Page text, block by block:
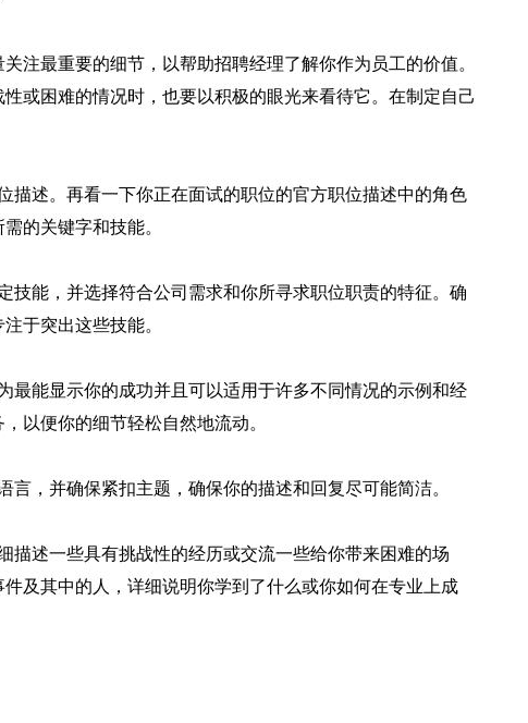
注最重要的细节，以帮助招聘经理了解你作为员工的价值。
或困难的情况时，也要以积极的眼光来看待它。在制定自己
描述。再看一下你正在面试的职位的官方职位描述中的角色
的关键字和技能。
技能，并选择符合公司需求和你所寻求职位职责的特征。确
于突出这些技能。
最能显示你的成功并且可以适用于许多不同情况的示例和经
以便你的细节轻松自然地流动。
言，并确保紧扣主题，确保你的描述和回复尽可能简洁。
描述一些具有挑战性的经历或交流一些给你带来困难的场
及其中的人，详细说明你学到了什么或你如何在专业上成